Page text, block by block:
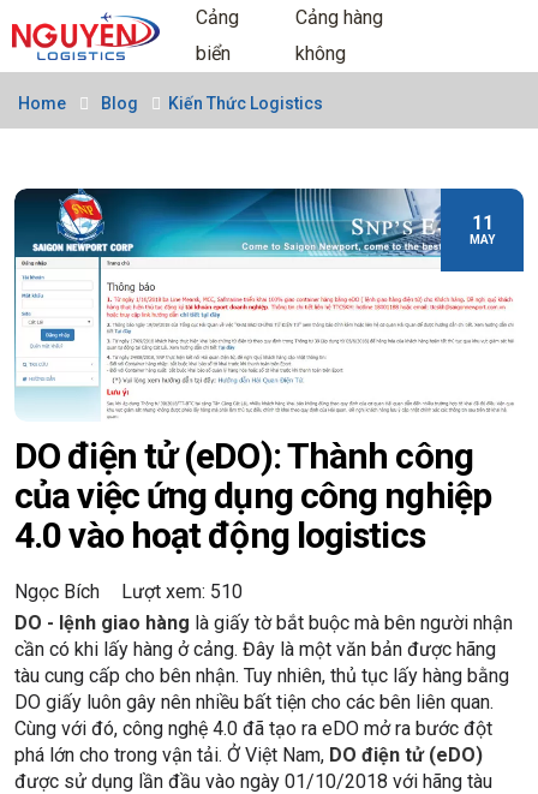
Cảng
biển
Cảng hàng
không
Home Blog Kiến Thức Logistics
11
MAY
DO điện tử (eDO): Thành công
của việc ứng dụng công nghiệp
4.0 vào hoạt động logistics
Ngọc Bích
Lượt xem: 510
DO - lệnh giao hàng là giấy tờ bắt buộc mà bên người nhận
cần có khi lấy hàng ở cảng. Đây là một văn bản được hãng
tàu cung cấp cho bên nhận. Tuy nhiên, thủ tục lấy hàng bằng
DO giấy luôn gây nên nhiều bất tiện cho các bên liên quan.
Cùng với đó, công nghệ 4.0 đã tạo ra eDO mở ra bước đột
phá lớn cho trong vận tải. Ở Việt Nam, DO điện tử (eDO)
được sử dụng lần đầu vào ngày 01/10/2018 với hãng tàu